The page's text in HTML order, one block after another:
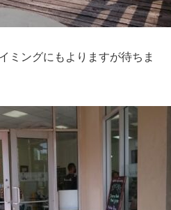
ミングにもよりますが待ちま